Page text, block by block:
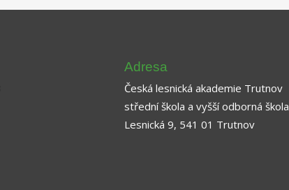
Adresa
Česká lesnická akademie Trutnov
střední škola a vyšší odborná škola
Lesnická 9, 541 01 Trutnov